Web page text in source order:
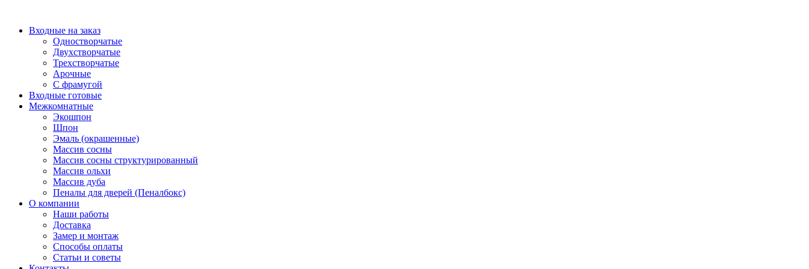
содержимому
Входные на заказ
Одностворчатые
Двухстворчатые
Трехстворчатые
Арочные
С фрамугой
Входные готовые
Межкомнатные
Экошпон
Шпон
Эмаль (окрашенные)
Массив сосны
Массив сосны структурированный
Массив ольхи
Массив дуба
Пеналы для дверей (Пеналбокс)
О компании
Наши работы
Доставка
Замер и монтаж
Способы оплаты
Статьи и советы